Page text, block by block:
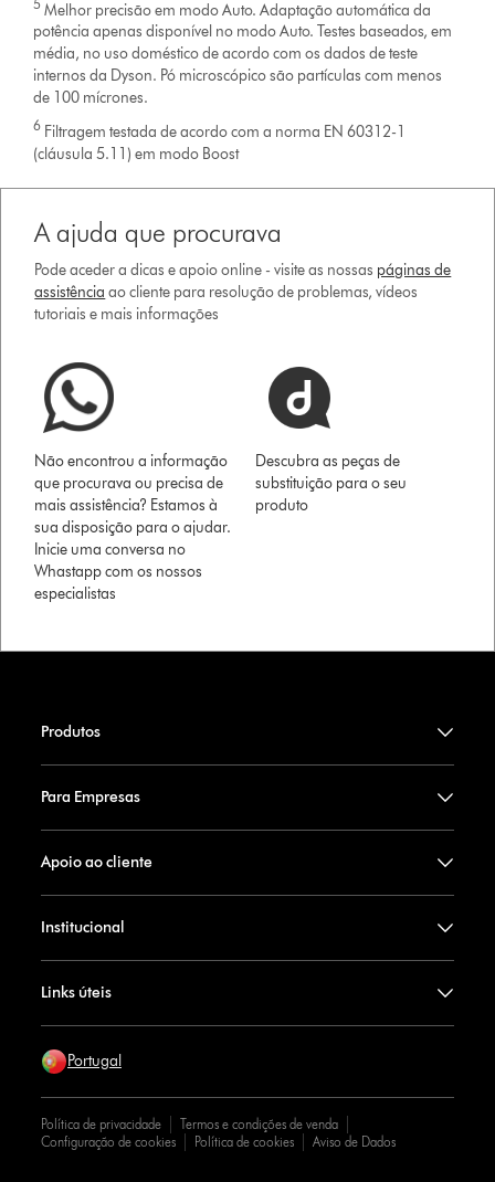
5 Melhor precisão em modo Auto. Adaptação automática da
potência apenas disponível no modo Auto. Testes baseados, em
média, no uso doméstico de acordo com os dados de teste
internos da Dyson. Pó microscópico são partículas com menos
de 100 mícrones.
6 Filtragem testada de acordo com a norma EN 60312-1
(cláusula 5.11) em modo Boost
A ajuda que procurava
Pode aceder a dicas e apoio online - visite as nossas páginas de
assistência ao cliente para resolução de problemas, vídeos
tutoriais e mais informações
Não encontrou a informação
que procurava ou precisa de
mais assistência? Estamos à
sua disposição para o ajudar.
Inicie uma conversa no
Whastapp com os nossos
especialistas
Descubra as peças de
substituição para o seu
produto
Produtos
Para Empresas
Apoio ao cliente
Institucional
Links úteis
Portugal
Política de privacidade
Termos e condições de venda
Configuração de cookies
Política de cookies Aviso de Dados